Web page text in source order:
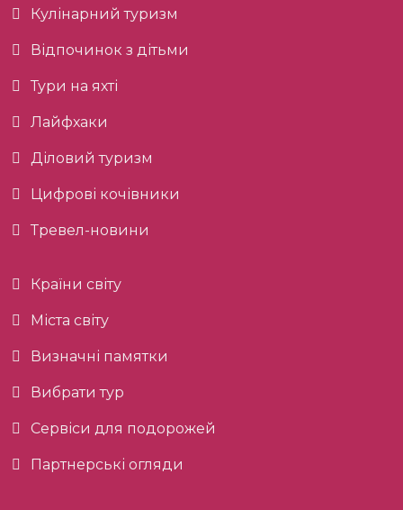
Кулінарний туризм
Відпочинок з дітьми
Тури на яхті
Лайфхаки
Діловий туризм
Цифрові кочівники
Тревел-новини
Країни світу
Міста світу
Визначні памятки
Вибрати тур
Сервіси для подорожей
Партнерські огляди